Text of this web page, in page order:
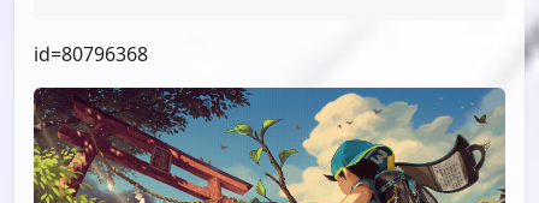
id=80796368